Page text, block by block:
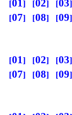
01 02 03
07
08 09
01 02 03
07
08 09